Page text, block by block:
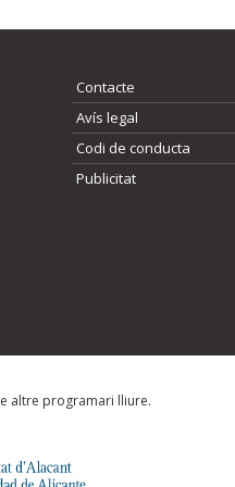
Contacte
Avís legal
Codi de conducta
Publicitat
altre programari lliure.